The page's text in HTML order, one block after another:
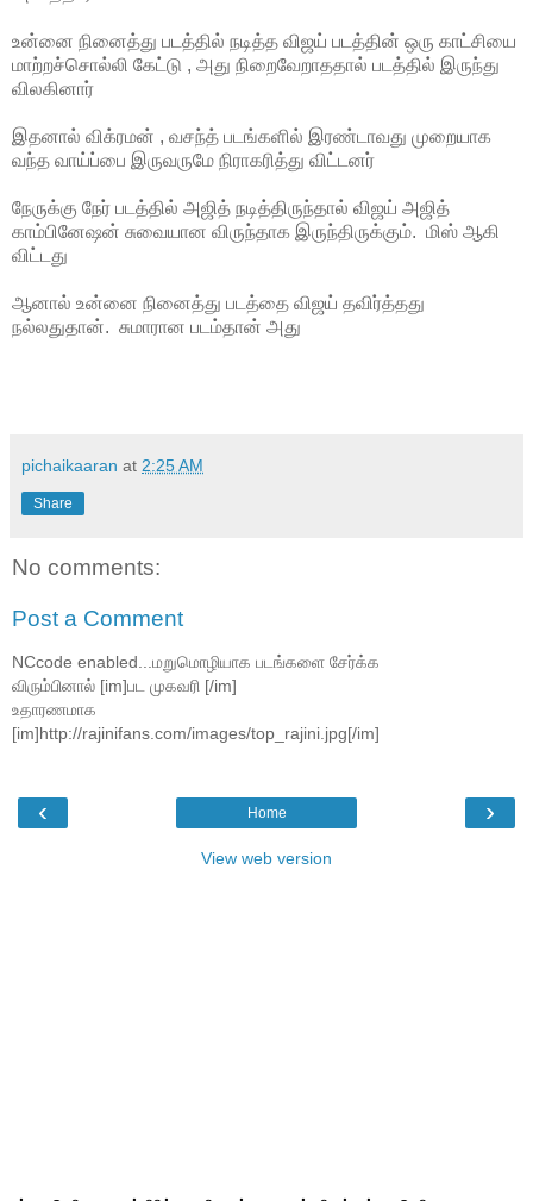
உன்னை நினைத்து படத்தில் நடித்த விஜய் படத்தின் ஒரு காட்சியை
மாற்றச்சொல்லி கேட்டு , அது நிறைவேறாததால் படத்தில் இருந்து
விலகினார்
இதனால் விக்ரமன் , வசந்த் படங்களில் இரண்டாவது முறையாக
வந்த வாய்ப்பை இருவருமே நிராகரித்து விட்டனர்
நேருக்கு நேர் படத்தில் அஜித் நடித்திருந்தால் விஜய் அஜித்
காம்பினேஷன் சுவையான விருந்தாக இருந்திருக்கும். மிஸ் ஆகி
விட்டது
ஆனால் உன்னை நினைத்து படத்தை விஜய் தவிர்த்தது
நல்லதுதான். சுமாரான படம்தான் அது
pichaikaaran at 2:25 AM
Share
No comments:
Post a Comment
NCcode enabled...மறுமொழியாக படங்களை சேர்க்க
விரும்பினால் [im]பட முகவரி [/im]
உதாரணமாக
[im]http://rajinifans.com/images/top_rajini.jpg[/im]
‹ ›
Home
View web version